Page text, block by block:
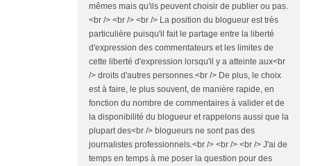
mêmes mais qu'ils peuvent choisir de publier ou pas.
<br /> <br /> <br /> La position du blogueur est très
particulière puisqu'il fait le partage entre la liberté
d'expression des commentateurs et les limites de
cette liberté d'expression lorsqu'il y a atteinte aux<br
/> droits d'autres personnes.<br /> De plus, le choix
est à faire, le plus souvent, de manière rapide, en
fonction du nombre de commentaires à valider et de
la disponibilité du blogueur et rappelons aussi que la
plupart des<br /> blogueurs ne sont pas des
journalistes professionnels.<br /> <br /> <br /> J'ai de
temps en temps à me poser la question pour des